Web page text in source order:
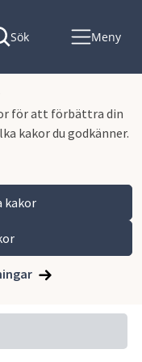
för att förbättra din
kakor du godkänner.
kakor
Sök Meny